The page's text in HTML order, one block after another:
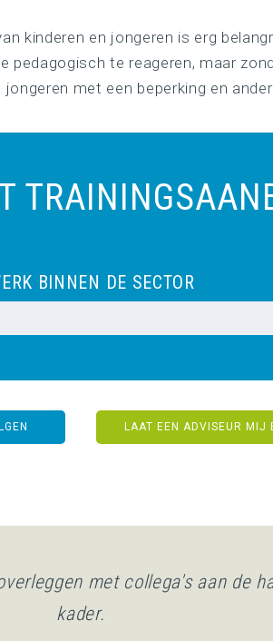
kinderen en jongeren is erg
pedagogisch te reageren, maar
met een beperking en
BINNEN DE SECTOR
LAAT EEN ADVISEUR MIJ
met collega's aan de
kader.
vertrouwd om te handelen in
overschrijdend gedrag.